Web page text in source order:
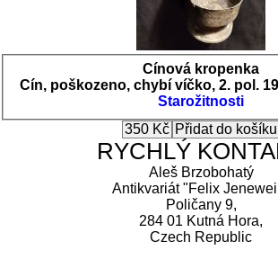
Cínová kropenka
Cín, poškozeno, chybí víčko, 2. pol.
Starožitnosti
RYCHLÝ
Aleš Brzobohatý
Antikvariát "Felix
Poličany 9,
284 01 Kutná Hora,
Czech Republic